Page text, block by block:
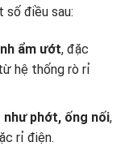
số điều sau:
ẩm ướt, đặc
hệ thống rò rỉ
phớt, ống nối,
rỉ điện.